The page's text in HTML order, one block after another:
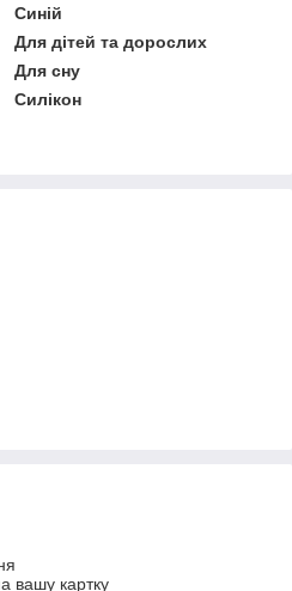
Синій
Для дітей та дорослих
Для сну
Силікон
вашу картку